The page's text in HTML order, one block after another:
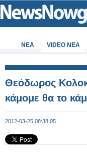
ΝΕΑ VIDEO NEA
Θεόδωρος
κάμομε θα το
2012-03-25 08:38:05